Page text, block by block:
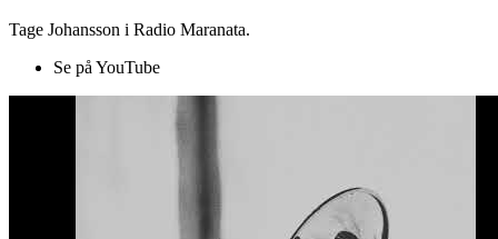
Tage Johansson i Radio Maranata.
Se på YouTube